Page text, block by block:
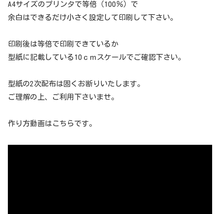
A4サイズのプリンタで等倍（100％）で
余白はできるだけ小さく設定して印刷して下さい。
印刷後は等倍で印刷できているか
型紙に記載している10ｃｍスケールでご確認下さい。
型紙の2次配布は固くお断りいたします。
ご理解の上、ご利用下さいませ。
作り方動画はこちらです。